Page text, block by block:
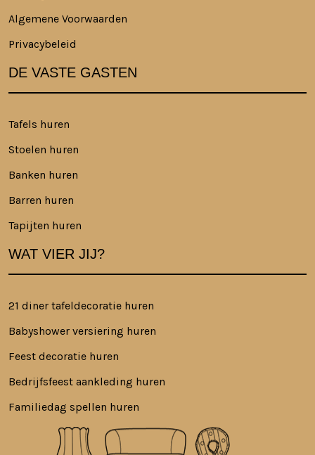
Algemene Voorwaarden
Privacybeleid
DE VASTE GASTEN
Tafels huren
Stoelen huren
Banken huren
Barren huren
Tapijten huren
WAT VIER JIJ?
21 diner tafeldecoratie huren
Babyshower versiering huren
Feest decoratie huren
Bedrijfsfeest aankleding huren
Familiedag spellen huren